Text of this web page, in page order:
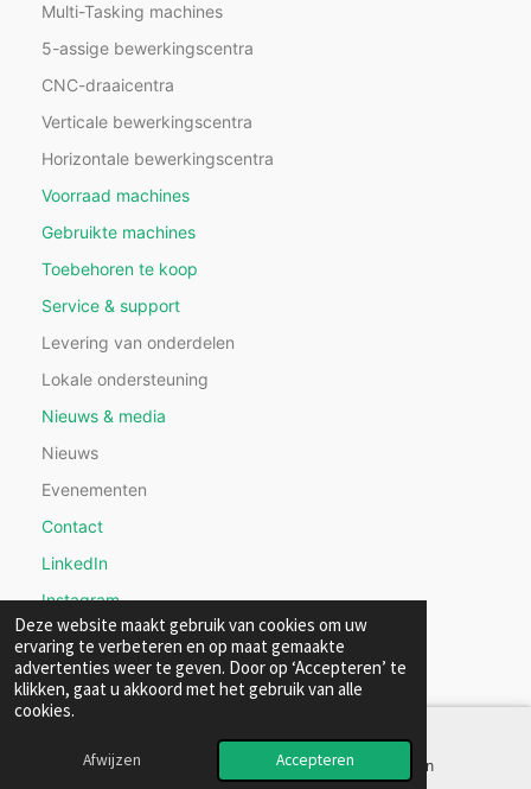
Deze website maakt gebruik van cookies om uw
ervaring te verbeteren en op maat gemaakte
advertenties weer te geven. Door op ‘Accepteren’ te
klikken, gaat u akkoord met het gebruik van alle
cookies.
Afwijzen Accepteren
Multi-Tasking machines
5-assige bewerkingscentra
CNC-draaicentra
Verticale bewerkingscentra
Horizontale bewerkingscentra
Voorraad machines
Gebruikte machines
Toebehoren te koop
Service & support
Levering van onderdelen
Lokale ondersteuning
Nieuws & media
Nieuws
Evenementen
Contact
LinkedIn
Instagram
Telefoonnummer LinkedIn